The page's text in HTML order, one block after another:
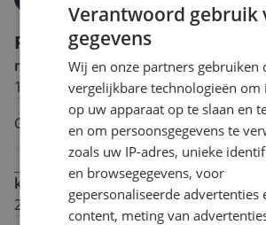
Reviews
n*************@h**********
10-01-2026
Goed apparaat!
k********@h********
26-12-2025
Verantwoord gebruik
gegevens
Wij en onze partners gebruiken
vergelijkbare technologieën
op uw apparaat op te slaan en
en om persoonsgegevens te
zoals uw IP-adres, unieke
en browsegegevens, voor
gepersonaliseerde advertenties
content, meting van